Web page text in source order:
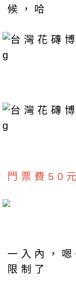
候，哈
門票費50
一入內，
限制了